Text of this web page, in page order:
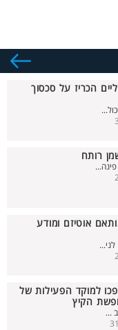
הכריז על סכסוך
רותח
אוטיזם ומודע
למוקד הפעילות של
הקיץ
...